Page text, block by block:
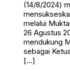
(14/8/2024)
melalui
26 Agustus
mendukung
sebagai
[…]